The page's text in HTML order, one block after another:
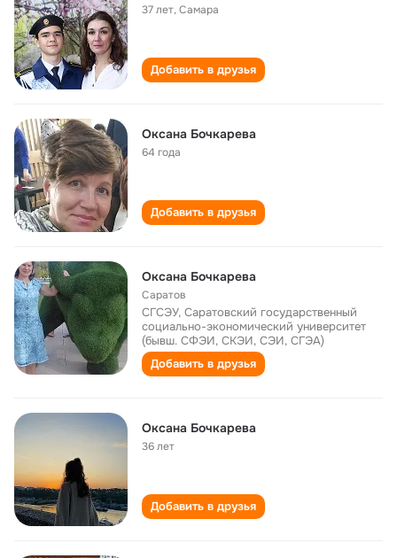
37 лет,Самара
Добавить в друзья
Оксана Бочкарева
64 года
Добавить в друзья
Оксана Бочкарева
Саратов
СГСЭУ, Саратовский государственный
социально-экономический университет
(бывш. СФЭИ, СКЭИ, СЭИ, СГЭА)
Добавить в друзья
Оксана Бочкарева
36 лет
Добавить в друзья